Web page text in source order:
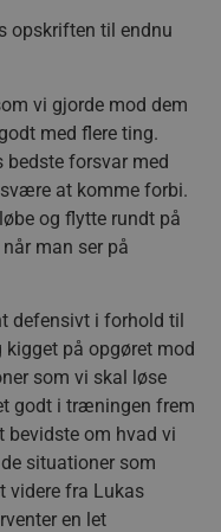
opskriften til endnu
vi gjorde mod dem
med flere ting.
forsvar med
at komme forbi.
og flytte rundt på
man ser på
defensivt i forhold til
på opgøret mod
som vi skal løse
godt i træningen frem
bevidste om hvad vi
situationer som
videre fra Lukas
en let